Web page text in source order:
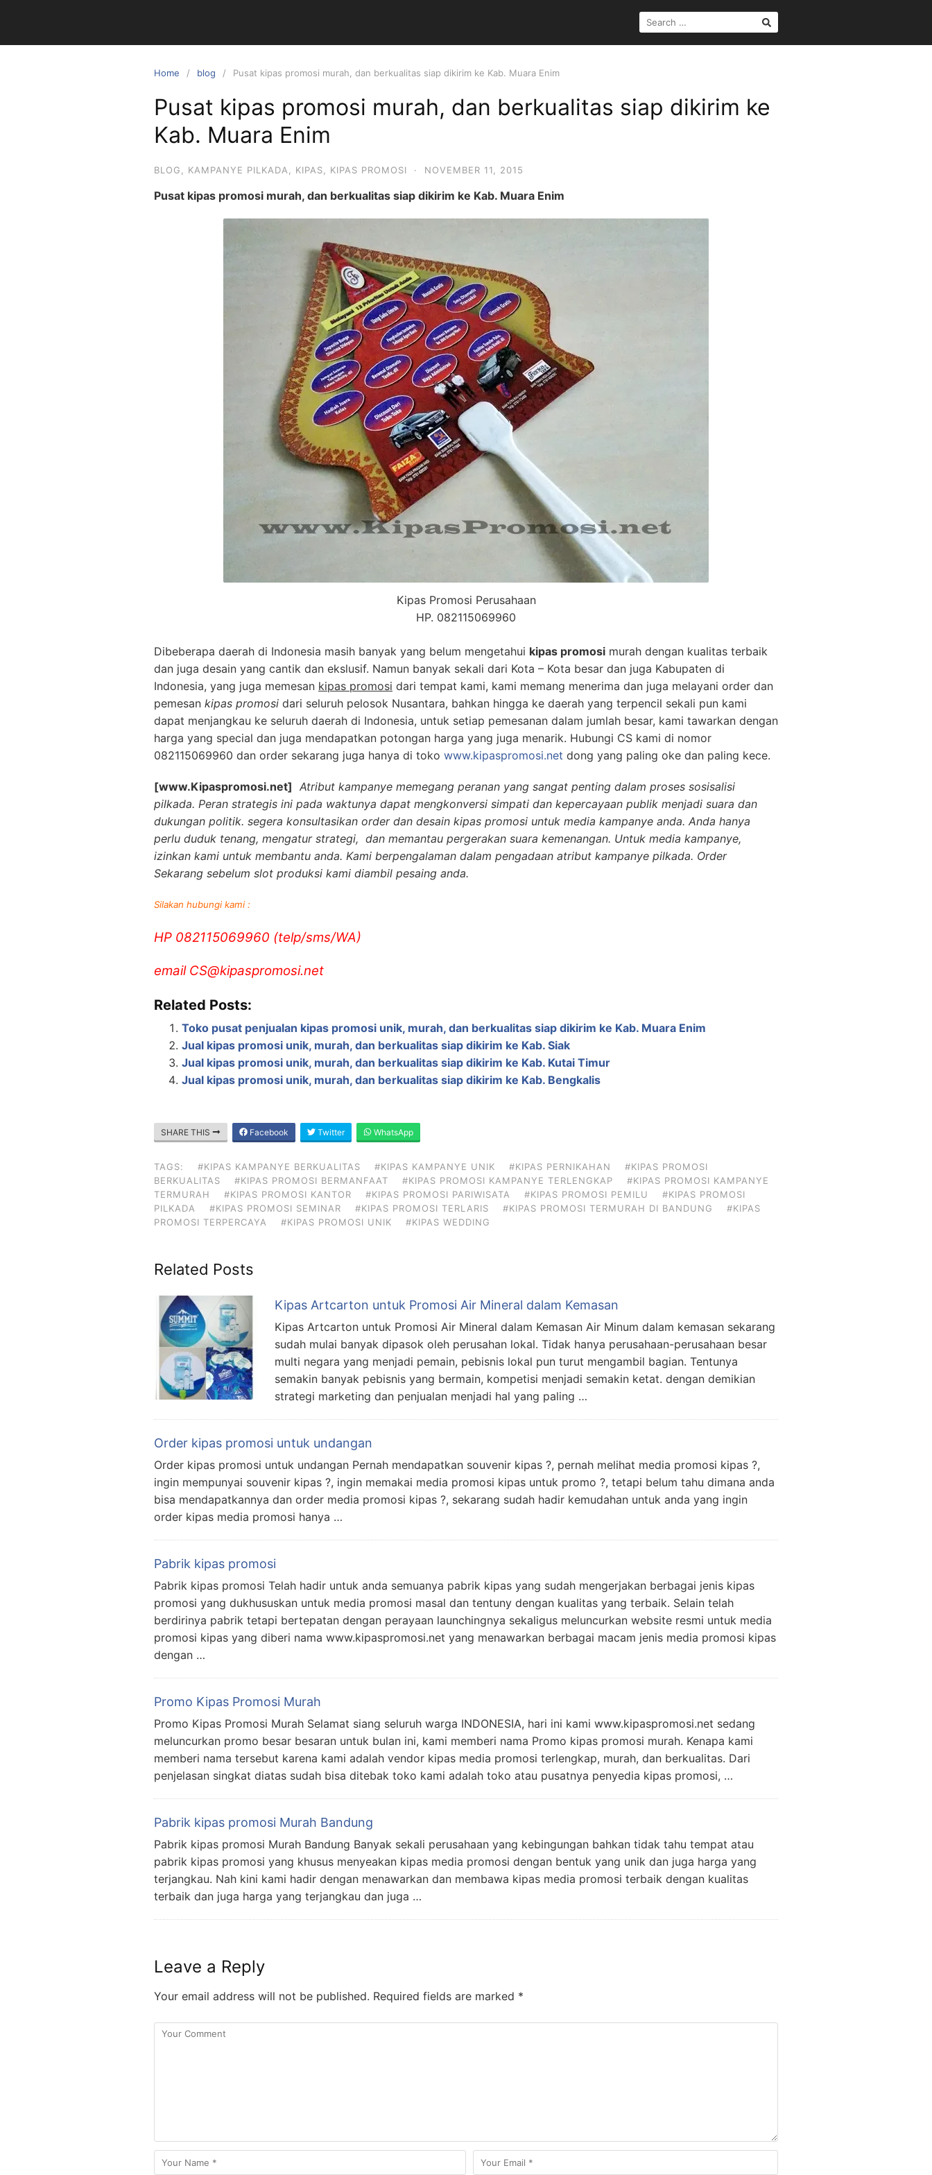
content
SEARCH
FOR:
Home blog Pusat kipas promosi murah, dan berkualitas siap dikirim ke Kab. Muara Enim
Pusat kipas promosi murah, dan berkualitas siap dikirim ke
Kab. Muara Enim
BLOG KAMPANYE PILKADA KIPAS KIPAS PROMOSI · NOVEMBER 11, 2015
Pusat kipas promosi murah, dan berkualitas siap dikirim ke Kab. Muara Enim
Kipas Promosi Perusahaan
HP. 082115069960
Dibeberapa daerah di Indonesia masih banyak yang belum mengetahui kipas promosi murah dengan kualitas terbaik
dan juga desain yang cantik dan ekslusif. Namun banyak sekali dari Kota – Kota besar dan juga Kabupaten di
Indonesia, yang juga memesan kipas promosi dari tempat kami, kami memang menerima dan juga melayani order dan
pemesan kipas promosi dari seluruh pelosok Nusantara, bahkan hingga ke daerah yang terpencil sekali pun kami
dapat menjangkau ke seluruh daerah di Indonesia, untuk setiap pemesanan dalam jumlah besar, kami tawarkan dengan
harga yang special dan juga mendapatkan potongan harga yang juga menarik. Hubungi CS kami di nomor
082115069960 dan order sekarang juga hanya di toko www.kipaspromosi.net dong yang paling oke dan paling kece.
[www.Kipaspromosi.net] Atribut kampanye memegang peranan yang sangat penting dalam proses sosisalisi
pilkada. Peran strategis ini pada waktunya dapat mengkonversi simpati dan kepercayaan publik menjadi suara dan
dukungan politik. segera konsultasikan order dan desain kipas promosi untuk media kampanye anda. Anda hanya
perlu duduk tenang, mengatur strategi, dan memantau pergerakan suara kemenangan. Untuk media kampanye,
izinkan kami untuk membantu anda. Kami berpengalaman dalam pengadaan atribut kampanye pilkada. Order
Sekarang sebelum slot produksi kami diambil pesaing anda.
Silakan hubungi kami :
HP 082115069960 (telp/sms/WA)
email CS@kipaspromosi.net
Related Posts:
Toko pusat penjualan kipas promosi unik, murah, dan berkualitas siap dikirim ke Kab. Muara Enim
Jual kipas promosi unik, murah, dan berkualitas siap dikirim ke Kab. Siak
Jual kipas promosi unik, murah, dan berkualitas siap dikirim ke Kab. Kutai Timur
Jual kipas promosi unik, murah, dan berkualitas siap dikirim ke Kab. Bengkalis
SHARE THIS Facebook Twitter WhatsApp
TAGS: #KIPAS KAMPANYE BERKUALITAS #KIPAS KAMPANYE UNIK #KIPAS PERNIKAHAN
#KIPAS PROMOSI
BERKUALITAS
#KIPAS PROMOSI BERMANFAAT #KIPAS PROMOSI KAMPANYE TERLENGKAP
#KIPAS PROMOSI KAMPANYE
TERMURAH
#KIPAS PROMOSI KANTOR #KIPAS PROMOSI PARIWISATA #KIPAS PROMOSI PEMILU
#KIPAS PROMOSI
PILKADA
#KIPAS PROMOSI SEMINAR #KIPAS PROMOSI TERLARIS #KIPAS PROMOSI TERMURAH DI BANDUNG
#KIPAS
PROMOSI TERPERCAYA
#KIPAS PROMOSI UNIK #KIPAS WEDDING
Related Posts
Kipas Artcarton untuk Promosi Air Mineral dalam Kemasan
Kipas Artcarton untuk Promosi Air Mineral dalam Kemasan Air Minum dalam kemasan sekarang
sudah mulai banyak dipasok oleh perusahan lokal. Tidak hanya perusahaan-perusahaan besar
multi negara yang menjadi pemain, pebisnis lokal pun turut mengambil bagian. Tentunya
semakin banyak pebisnis yang bermain, kompetisi menjadi semakin ketat. dengan demikian
strategi marketing dan penjualan menjadi hal yang paling …
Order kipas promosi untuk undangan
Order kipas promosi untuk undangan Pernah mendapatkan souvenir kipas ?, pernah melihat media promosi kipas ?,
ingin mempunyai souvenir kipas ?, ingin memakai media promosi kipas untuk promo ?, tetapi belum tahu dimana anda
bisa mendapatkannya dan order media promosi kipas ?, sekarang sudah hadir kemudahan untuk anda yang ingin
order kipas media promosi hanya …
Pabrik kipas promosi
Pabrik kipas promosi Telah hadir untuk anda semuanya pabrik kipas yang sudah mengerjakan berbagai jenis kipas
promosi yang dukhususkan untuk media promosi masal dan tentuny dengan kualitas yang terbaik. Selain telah
berdirinya pabrik tetapi bertepatan dengan perayaan launchingnya sekaligus meluncurkan website resmi untuk media
promosi kipas yang diberi nama www.kipaspromosi.net yang menawarkan berbagai macam jenis media promosi kipas
dengan …
Promo Kipas Promosi Murah
Promo Kipas Promosi Murah Selamat siang seluruh warga INDONESIA, hari ini kami www.kipaspromosi.net sedang
meluncurkan promo besar besaran untuk bulan ini, kami memberi nama Promo kipas promosi murah. Kenapa kami
memberi nama tersebut karena kami adalah vendor kipas media promosi terlengkap, murah, dan berkualitas. Dari
penjelasan singkat diatas sudah bisa ditebak toko kami adalah toko atau pusatnya penyedia kipas promosi, …
Pabrik kipas promosi Murah Bandung
Pabrik kipas promosi Murah Bandung Banyak sekali perusahaan yang kebingungan bahkan tidak tahu tempat atau
pabrik kipas promosi yang khusus menyeakan kipas media promosi dengan bentuk yang unik dan juga harga yang
terjangkau. Nah kini kami hadir dengan menawarkan dan membawa kipas media promosi terbaik dengan kualitas
terbaik dan juga harga yang terjangkau dan juga …
Leave a Reply
Your email address will not be published. Required fields are marked *